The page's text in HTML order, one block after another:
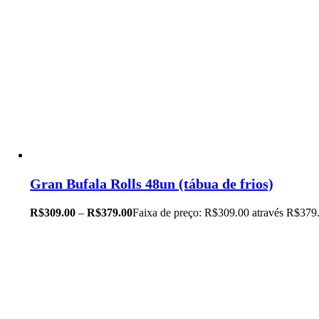
Gran Bufala Rolls 48un (tábua de frios)
R$309.00 – R$379.00Faixa de preço: R$309.00 através